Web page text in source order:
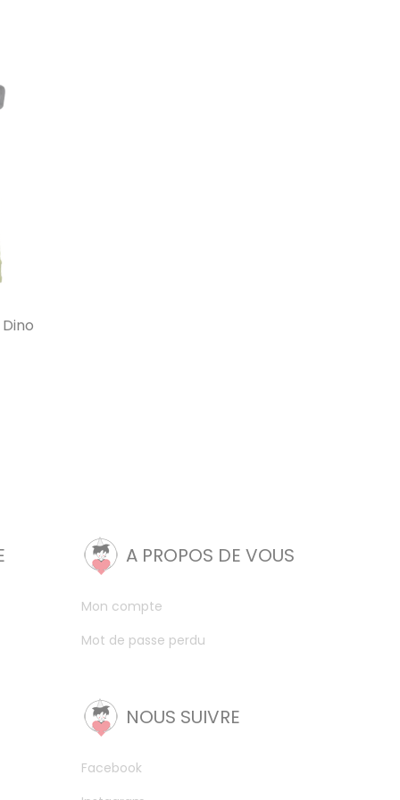
A PROPOS DE VOUS
Mon compte
Mot de passe perdu
NOUS SUIVRE
Facebook